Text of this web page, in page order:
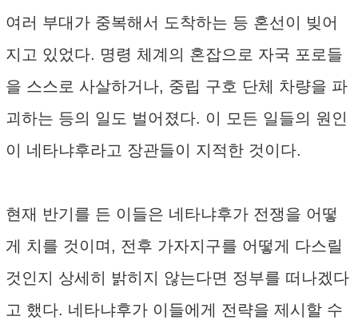
여러 부대가 중복해서 도착하는 등 혼선이 빚어
지고 있었다. 명령 체계의 혼잡으로 자국 포로들
을 스스로 사살하거나, 중립 구호 단체 차량을 파
괴하는 등의 일도 벌어졌다. 이 모든 일들의 원인
이 네타냐후라고 장관들이 지적한 것이다.
현재 반기를 든 이들은 네타냐후가 전쟁을 어떻
게 치를 것이며, 전후 가자지구를 어떻게 다스릴
것인지 상세히 밝히지 않는다면 정부를 떠나겠다
고 했다. 네타냐후가 이들에게 전략을 제시할 수